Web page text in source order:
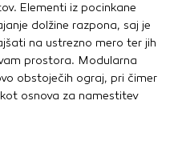
Elementi iz pocinkane
dolžine razpona, saj je
na ustrezno mero ter jih
prostora. Modularna
obstoječih ograj, pri čimer
osnova za namestitev